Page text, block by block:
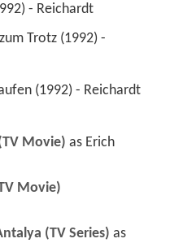
- Reichardt
(1992) - Reichardt
Movie) as Erich
Movie)
(TV Series)
as